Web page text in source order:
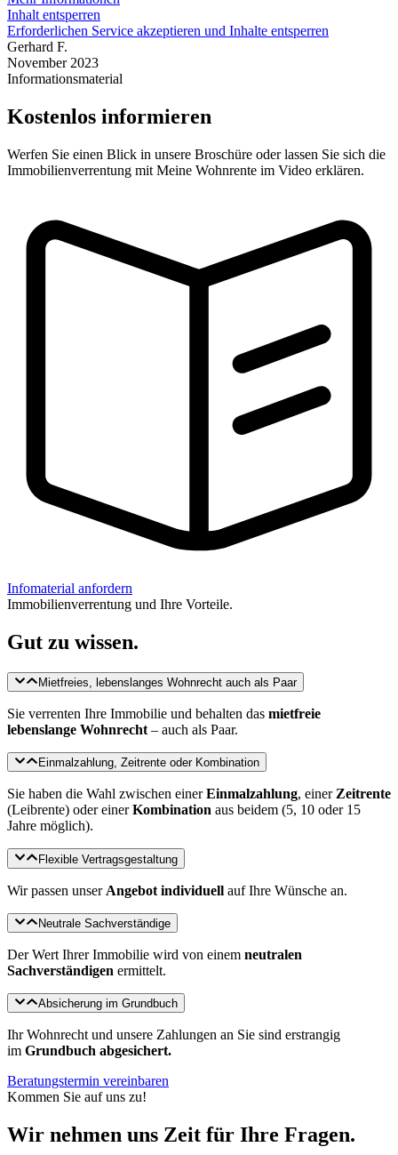
Inhalt entsperren
Erforderlichen Service akzeptieren und Inhalte entsperren
Gerhard F.
November 2023
Informationsmaterial
Kostenlos informieren
Werfen Sie einen Blick in unsere Broschüre oder lassen Sie sich die
Immobilienverrentung mit Meine Wohnrente im Video erklären.
Infomaterial anfordern
Immobilienverrentung und Ihre Vorteile.
Gut zu wissen.
Mietfreies, lebenslanges Wohnrecht auch als Paar
Sie verrenten Ihre Immobilie und behalten das mietfreie
lebenslange Wohnrecht – auch als Paar.
Einmalzahlung, Zeitrente oder Kombination
Sie haben die Wahl zwischen einerEinmalzahlung, einer Zeitrente
(Leibrente) oder einerKombination aus beidem (5, 10 oder 15
Jahre möglich).
Flexible Vertragsgestaltung
Wir passen unser Angebot individuell auf Ihre Wünsche an.
Neutrale Sachverständige
Der Wert Ihrer Immobilie wird von einem neutralen
Sachverständigen ermittelt.
Absicherung im Grundbuch
Ihr Wohnrecht und unsere Zahlungen an Sie sind erstrangig
im Grundbuch abgesichert.
Beratungstermin vereinbaren
Kommen Sie auf uns zu!
Wir nehmen uns Zeit für Ihre Fragen.